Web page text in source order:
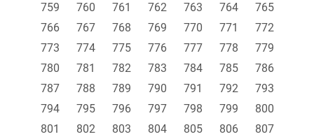
759
760 761 762 763 764
765
766
767 768 769 770 771
772
773
774 775 776 777 778
779
780
781 782 783 784 785
786
787
788 789 790 791 792
793
794
795 796 797 798 799
800
801
802 803 804 805 806
807